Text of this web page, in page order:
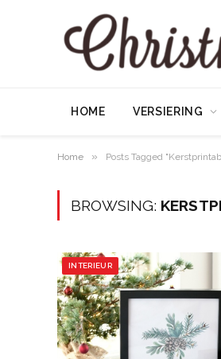
HOME VERSIERING
Home » Posts Tagged
BROWSING:
INTERIEUR